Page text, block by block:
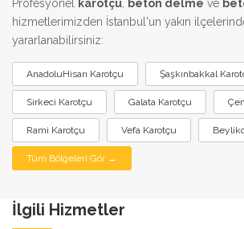
Profesyonel karotçu beton delme ve
hizmetlerimizden İstanbul'un yakın
yararlanabilirsiniz:
AnadoluHisarı Karotçu Şaşkınbakkal
Sirkeci Karotçu Galata Karotçu
Rami Karotçu Vefa Karotçu
Tüm Bölgeleri Gör →
İlgili Hizmetler